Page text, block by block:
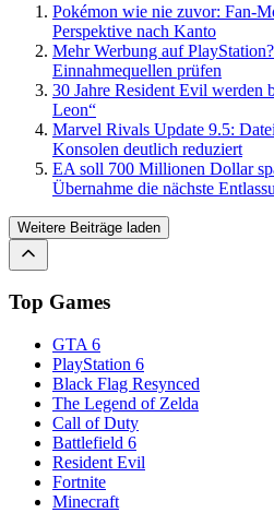
Pokémon wie nie zuvor: Fan-
Perspektive nach Kanto
Mehr Werbung auf
Einnahmequellen prüfen
30 Jahre Resident Evil werden
Leon“
Marvel Rivals Update 9.5:
Konsolen deutlich reduziert
EA soll 700 Millionen Dollar
Übernahme die nächste
Weitere Beiträge laden
Top Games
GTA 6
PlayStation 6
Black Flag Resynced
The Legend of Zelda
Call of Duty
Battlefield 6
Resident Evil
Fortnite
Minecraft